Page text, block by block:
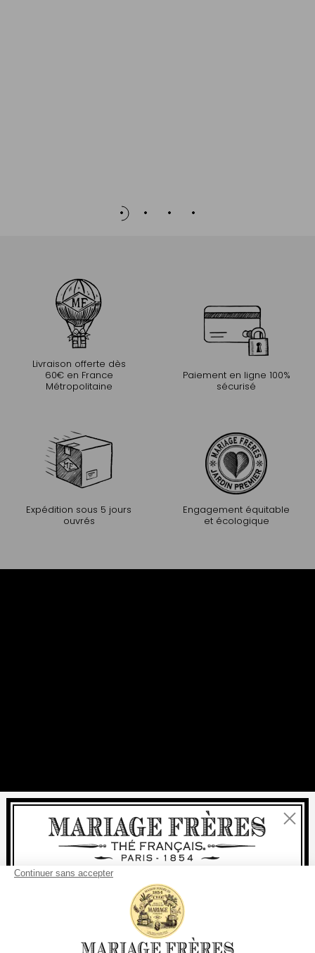
Livraison offerte dès
60€ en France
Métropolitaine
Paiement en ligne 100%
sécurisé
Expédition sous 5 jours
ouvrés
Engagement équitable
et écologique
Fermer
Bienvenue
Pour tout achat, lalivraisonrapide est
à partir de 60 € en France Métropolitaine
à partir de 150 €pour le reste du monde